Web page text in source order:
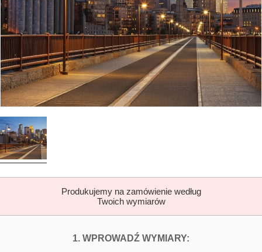
Produkujemy na zamówienie według
Twoich wymiarów
1. WPROWADŹ WYMIARY: